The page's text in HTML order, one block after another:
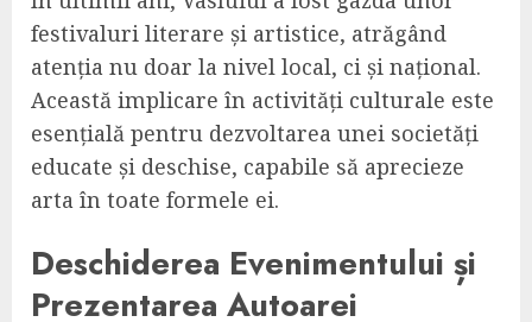
festivaluri literare și artistice, atrăgând
atenția nu doar la nivel local, ci și național.
Această implicare în activități culturale este
esențială pentru dezvoltarea unei societăți
educate și deschise, capabile să aprecieze
arta în toate formele ei.
Deschiderea Evenimentului și
Prezentarea Autoarei